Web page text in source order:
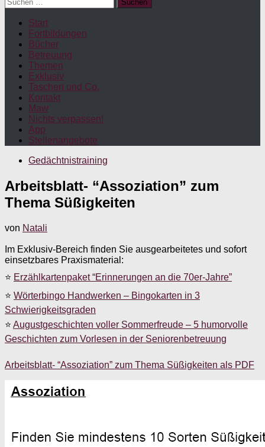
nach:
Start
Fortbildungen
Bücher
Betreuung
Themen
Exklusiv
Taschen und Co.
Kontakt
Maw
Nichts verpassen!
App
Stellenangebote
Gedächtnistraining
Arbeitsblatt- “Assoziation” zum
Thema Süßigkeiten
von Natali
Im Exklusiv-Bereich finden Sie ausgearbeitetes und sofort
einsetzbares Praxismaterial:
⭐ Erzählkartenpaket “Erinnerungen an die 70er-Jahre”
⭐ Wörterbingo Handwerken – Bingokarten in 3
Schwierigkeitsgraden
⭐ Augustgeschichten voller Sommerfreude – 5 humorvolle
Geschichten zum Vorlesen in der Seniorenbetreuung
Arbeitsblatt- “Assoziation” zum Thema Süßigkeiten als PDF